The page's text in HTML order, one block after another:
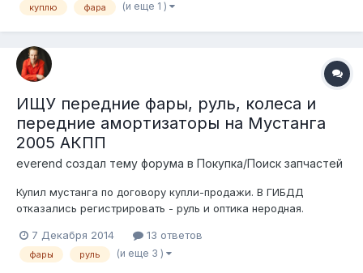
куплю фара (и еще 1 )
ИЩУ передние фары, руль, колеса и
передние амортизаторы на Мустанга
2005 АКПП
everend создал тему форума в Покупка/Поиск запчастей
Купил мустанга по договору купли-продажи. В ГИБДД
отказались регистрировать - руль и оптика неродная.
7 Декабря 2014
13 ответов
фары руль (и еще 3 )